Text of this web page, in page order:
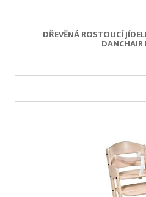
DŘEVĚNÁ ROSTOUCÍ
DANCHAIR